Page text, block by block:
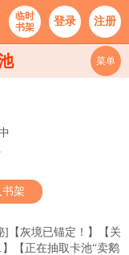
临时
书架
登录 注册
菜单
书架
【灰境已锚定！】【关
【正在抽取卡池“卖鹅